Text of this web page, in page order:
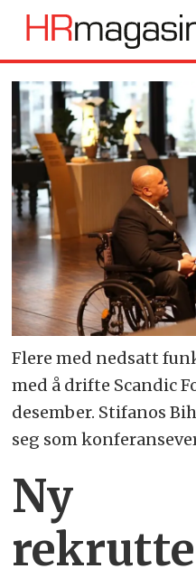
Flere med nedsatt
med å drifte Scandic
desember. Stifanos
seg som
Ny